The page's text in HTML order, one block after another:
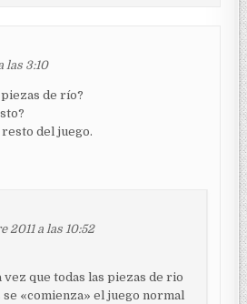
las 3:10
de río?
resto del juego.
2011 a las 10:52
que todas las piezas de rio
se «comienza» el juego normal